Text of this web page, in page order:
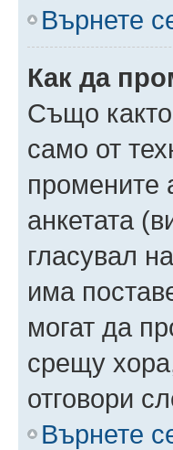
Върнете
Как да
Също
само от
промените
анкетата
гласувал
има
могат да
срещу
отговори
Върнете